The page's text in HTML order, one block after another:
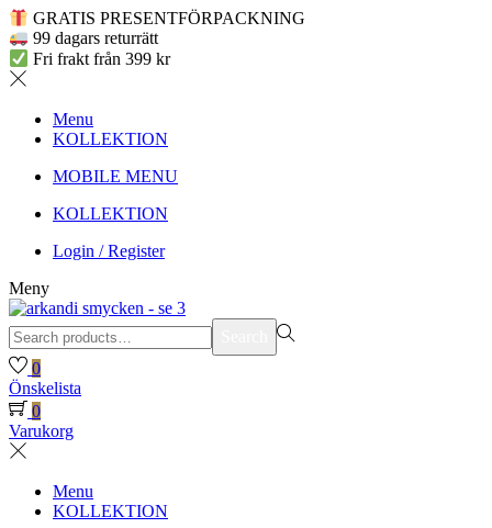
GRATIS PRESENTFÖRPACKNING
99 dagars returrätt
Fri frakt från 399 kr
Menu
KOLLEKTION
MOBILE MENU
KOLLEKTION
Login / Register
Meny
Search
for:>
0
Önskelista
0
Varukorg
Menu
KOLLEKTION